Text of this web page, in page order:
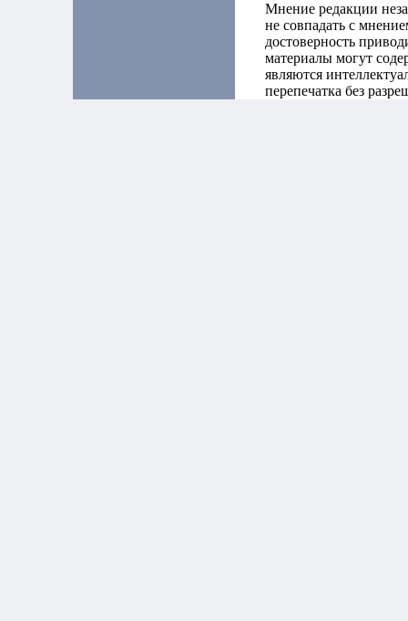
Мнение редакции
не совпадать с
достоверность
материалы могут
являются
перепечатка без